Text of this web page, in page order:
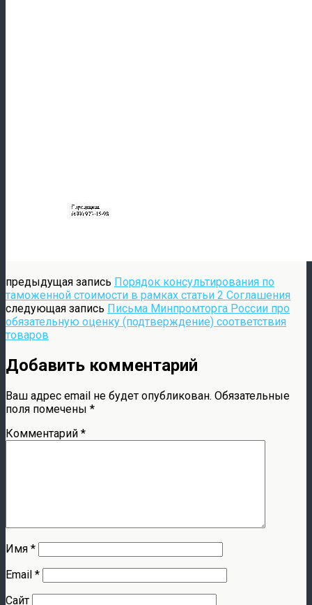
предыдущая запись Порядок консультирования по
таможенной стоимости в рамках статьи 2 Соглашения
следующая запись Письма Минпромторга России про
обязательную оценку (подтверждение) соответствия
товаров
Добавить комментарий
Ваш адрес email не будет опубликован. Обязательные
поля помечены *
Комментарий *
Имя *
Email *
Сайт